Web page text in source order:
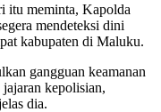
itu meminta, Kapolda
mendeteksi dini
kabupaten di Maluku.
gangguan keamanan
kepolisian,
dia.